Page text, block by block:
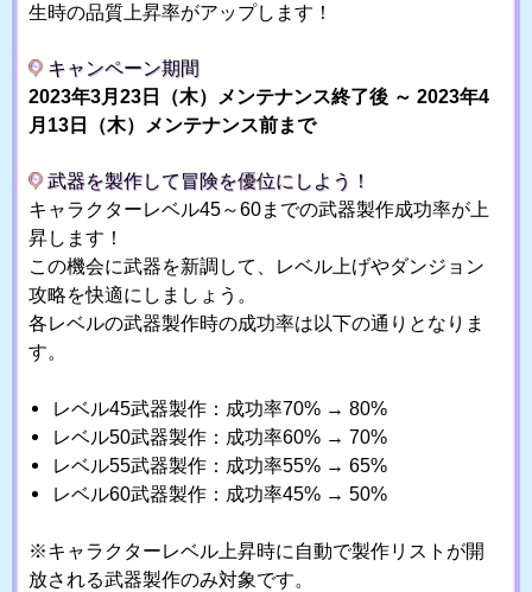
生時の品質上昇率がアップします！
キャンペーン期間
2023年3月23日（木）メンテナンス終了後 ～ 2023年4
月13日（木）メンテナンス前まで
武器を製作して冒険を優位にしよう！
キャラクターレベル45～60までの武器製作成功率が上
昇します！
この機会に武器を新調して、レベル上げやダンジョン
攻略を快適にしましょう。
各レベルの武器製作時の成功率は以下の通りとなりま
す。
レベル45武器製作：成功率70% → 80%
レベル50武器製作：成功率60% → 70%
レベル55武器製作：成功率55% → 65%
レベル60武器製作：成功率45% → 50%
※キャラクターレベル上昇時に自動で製作リストが開
放される武器製作のみ対象です。